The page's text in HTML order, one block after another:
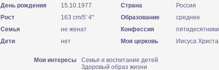
День рождения
15.10.1977 Страна
Россия
Рост
163 cm/5' 4'' Образование
среднее
Семья
не женат Конфессия
пятидесятники
Дети
нет Моя церковь Иисуса Христа
Мои интересы
Семья и воспитание детей
Здоровый образ жизни